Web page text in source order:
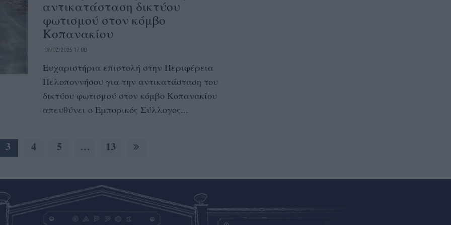
αντικατάσταση δικτύου
φωτισμού στον κόμβο
Κοπανακίου
03/02/2025 17:00
Ευχαριστήρια επιστολή στην Περιφέρεια
Πελοποννήσου για την αντικατάσταση του
δικτύου φωτισμού στον κόμβο Κοπανακίου
απευθύνει ο Εμπορικός Σύλλογος...
3 4 5 … 13